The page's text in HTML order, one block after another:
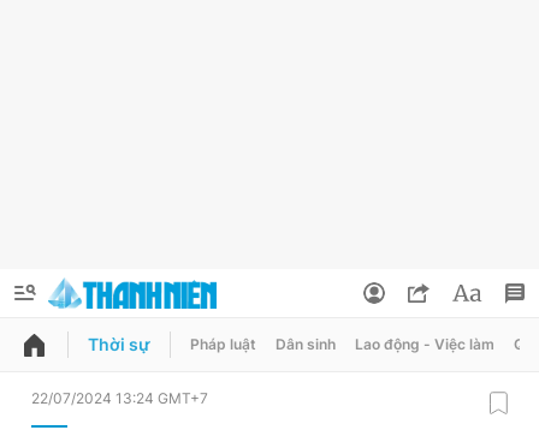
QUẢNG CÁO
Thời sự Pháp luật Dân sinh Lao động - Việc làm
22/07/2024 13:24 GMT+7